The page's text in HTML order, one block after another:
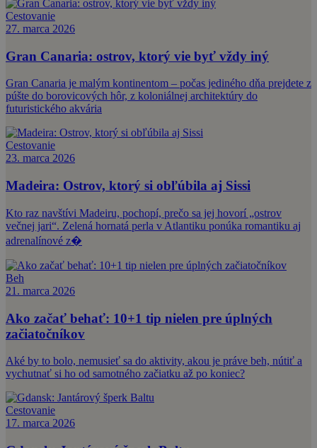
Cestovanie
27. marca 2026
Gran Canaria: ostrov, ktorý vie byť vždy iný
Gran Canaria je malým kontinentom – počas jediného dňa prejdete z
púšte do borovicových hôr, z koloniálnej architektúry do
futuristického akvária
Cestovanie
23. marca 2026
Madeira: Ostrov, ktorý si obľúbila aj Sissi
Kto raz navštívi Madeiru, pochopí, prečo sa jej hovorí „ostrov
večnej jari“. Zelená hornatá perla v Atlantiku ponúka romantiku aj
adrenalínové z�
Beh
21. marca 2026
Ako začať behať: 10+1 tip nielen pre úplných
začiatočníkov
Aké by to bolo, nemusieť sa do aktivity, akou je práve beh, nútiť a
vychutnať si ho od samotného začiatku až po koniec?
Cestovanie
17. marca 2026